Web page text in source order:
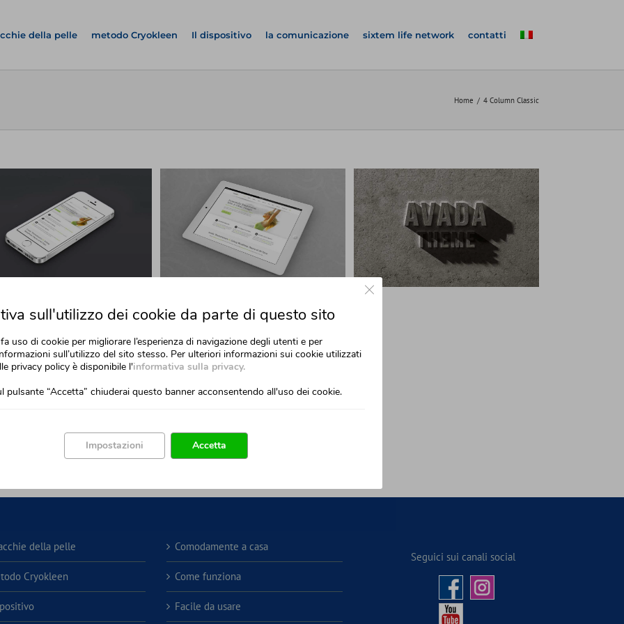
della pelle metodo Cryokleen Il dispositivo la comunicazione sixtem life network contatti
Home 4 Column Classic
Proin Sodales Quam
Cat 1 Cat 3
Nam Viverra Euismod
Cat 1 Cat 2
della pelle
Cryokleen
Comodamente a casa
Come funziona
Facile da usare
Seguici sui canali social
sull'utilizzo dei cookie da parte di questo sito
uso di cookie per migliorare l’esperienza di navigazione degli utenti e per
sull’utilizzo del sito stesso. Per ulteriori informazioni sui cookie utilizzati
privacy policy è disponibile l'informativa sulla privacy.
pulsante “Accetta” chiuderai questo banner acconsentendo all'uso dei cookie.
Close GDPR Cookie Banner
Accetta
Impostazioni